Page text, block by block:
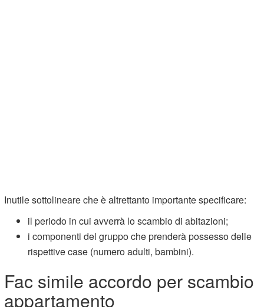
Inutile sottolineare che è altrettanto importante specificare:
il periodo in cui avverrà lo scambio di abitazioni;
i componenti del gruppo che prenderà possesso delle
rispettive case (numero adulti, bambini).
Fac simile accordo per scambio
appartamento